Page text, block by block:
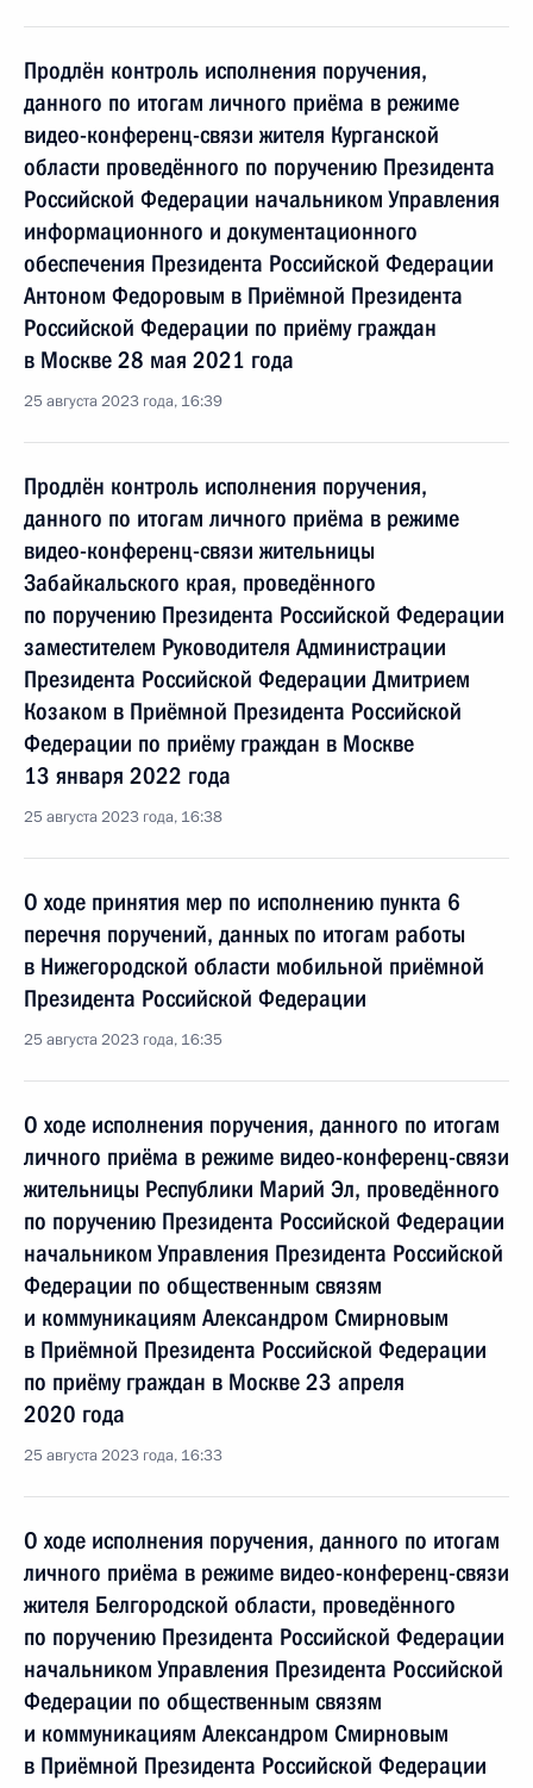
Продлён контроль исполнения поручения,
данного по итогам личного приёма в режиме
видео-конференц-связи жителя Курганской
области проведённого по поручению Президента
Российской Федерации начальником Управления
информационного и документационного
обеспечения Президента Российской Федерации
Антоном Федоровым в Приёмной Президента
Российской Федерации по приёму граждан
в Москве 28 мая 2021 года
25 августа 2023 года, 16:39
Продлён контроль исполнения поручения,
данного по итогам личного приёма в режиме
видео-конференц-связи жительницы
Забайкальского края, проведённого
по поручению Президента Российской Федерации
заместителем Руководителя Администрации
Президента Российской Федерации Дмитрием
Козаком в Приёмной Президента Российской
Федерации по приёму граждан в Москве
13 января 2022 года
25 августа 2023 года, 16:38
О ходе принятия мер по исполнению пункта 6
перечня поручений, данных по итогам работы
в Нижегородской области мобильной приёмной
Президента Российской Федерации
25 августа 2023 года, 16:35
О ходе исполнения поручения, данного по итогам
личного приёма в режиме видео-конференц-связи
жительницы Республики Марий Эл, проведённого
по поручению Президента Российской Федерации
начальником Управления Президента Российской
Федерации по общественным связям
и коммуникациям Александром Смирновым
в Приёмной Президента Российской Федерации
по приёму граждан в Москве 23 апреля
2020 года
25 августа 2023 года, 16:33
О ходе исполнения поручения, данного по итогам
личного приёма в режиме видео-конференц-связи
жителя Белгородской области, проведённого
по поручению Президента Российской Федерации
начальником Управления Президента Российской
Федерации по общественным связям
и коммуникациям Александром Смирновым
в Приёмной Президента Российской Федерации